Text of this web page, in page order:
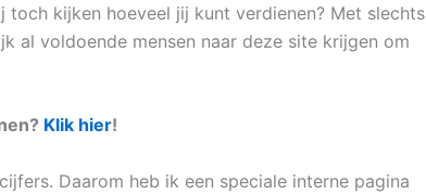
toch kijken hoeveel jij kunt verdienen? Met slechts
al voldoende mensen naar deze site krijgen om
Klik hier!
Daarom heb ik een speciale interne pagina